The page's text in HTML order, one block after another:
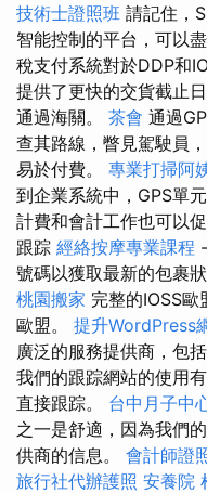
技術士證照班 請記住，
智能控制的平台，可以
稅支付系統對於DDP和
提供了更快的交貨截止
通過海關。 茶會 通過
查其路線，瞥見駕駛員
易於付費。 專業打掃阿
到企業系統中，GPS單
計費和會計工作也可以
跟踪 經絡按摩專業課程 -
號碼以獲取最新的包裹
桃園搬家 完整的IOSS
歐盟。 提升WordPress
廣泛的服務提供商，包
我們的跟踪網站的使用
直接跟踪。 台中月子中
之一是舒適，因為我們
供商的信息。 會計師證
旅行社代辦護照 安養院